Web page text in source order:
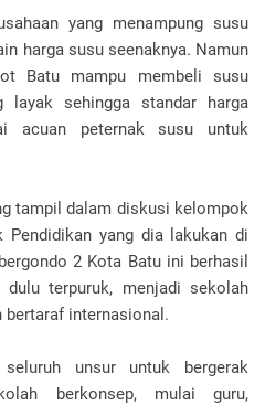
yang menampung susu
harga susu seenaknya. Namun
Batu mampu membeli susu
layak sehingga standar harga
acuan peternak susu untuk
tampil dalam diskusi kelompok
Pendidikan yang dia lakukan di
2 Kota Batu ini berhasil
dulu terpuruk, menjadi sekolah
bertaraf internasional.
unsur untuk bergerak
berkonsep, mulai guru,